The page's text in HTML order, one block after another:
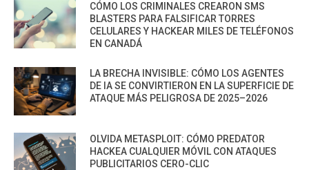
CÓMO LOS CRIMINALES CREARON SMS
BLASTERS PARA FALSIFICAR TORRES
CELULARES Y HACKEAR MILES DE TELÉFONOS
EN CANADÁ
LA BRECHA INVISIBLE: CÓMO LOS AGENTES
DE IA SE CONVIRTIERON EN LA SUPERFICIE DE
ATAQUE MÁS PELIGROSA DE 2025–2026
OLVIDA METASPLOIT: CÓMO PREDATOR
HACKEA CUALQUIER MÓVIL CON ATAQUES
PUBLICITARIOS CERO-CLIC